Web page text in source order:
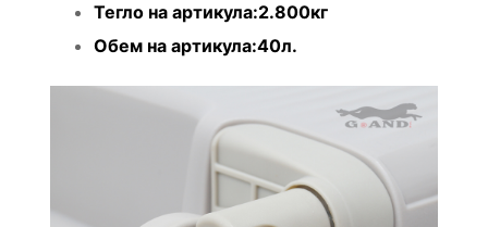
Тегло на артикула:2.800кг
Обем на артикула:40л.